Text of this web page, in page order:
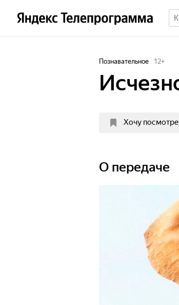
Познавательное 12+
Хочу
О передаче